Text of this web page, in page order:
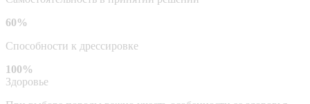
60%
Способности к дрессировке
100%
Здоровье